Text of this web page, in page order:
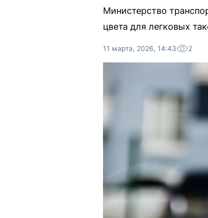
Министерство
цвета для легковых
11 марта, 2026, 14:43 2